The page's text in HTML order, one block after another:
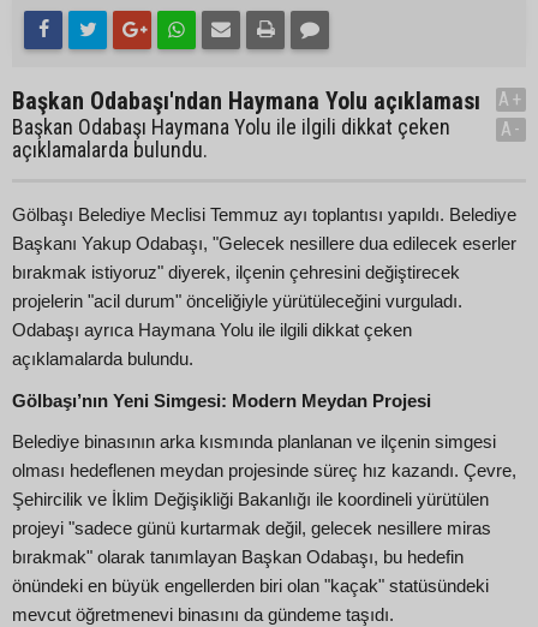
Başkan Odabaşı'ndan Haymana Yolu açıklaması
Başkan Odabaşı Haymana Yolu ile ilgili dikkat çeken
açıklamalarda bulundu.
A+
A-
Gölbaşı Belediye Meclisi Temmuz ayı toplantısı yapıldı. Belediye
Başkanı Yakup Odabaşı, "Gelecek nesillere dua edilecek eserler
bırakmak istiyoruz" diyerek, ilçenin çehresini değiştirecek
projelerin "acil durum" önceliğiyle yürütüleceğini vurguladı.
Odabaşı ayrıca Haymana Yolu ile ilgili dikkat çeken
açıklamalarda bulundu.
Gölbaşı’nın Yeni Simgesi: Modern Meydan Projesi
Belediye binasının arka kısmında planlanan ve ilçenin simgesi
olması hedeflenen meydan projesinde süreç hız kazandı. Çevre,
Şehircilik ve İklim Değişikliği Bakanlığı ile koordineli yürütülen
projeyi "sadece günü kurtarmak değil, gelecek nesillere miras
bırakmak" olarak tanımlayan Başkan Odabaşı, bu hedefin
önündeki en büyük engellerden biri olan "kaçak" statüsündeki
mevcut öğretmenevi binasını da gündeme taşıdı.